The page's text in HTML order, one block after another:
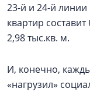
23-й и 24-й
квартир
2,98 тыс.кв. м.
И, конечно,
«нагрузил»